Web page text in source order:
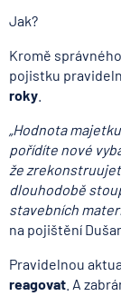
Jak?
Kromě
pojistku
roky.
„Hodnota
pořídíte nové
že
dlouhodobě
stavebních
na pojištění
Pravidelnou
reagovat. A